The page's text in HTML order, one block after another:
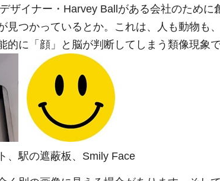
ザイナー・Harvey Ballがある会社のために
見つかっているとか。これは、人も動物も
に「顔」と脳が判断してしまう類像現象で
駅の遮蔽板、Smily Face